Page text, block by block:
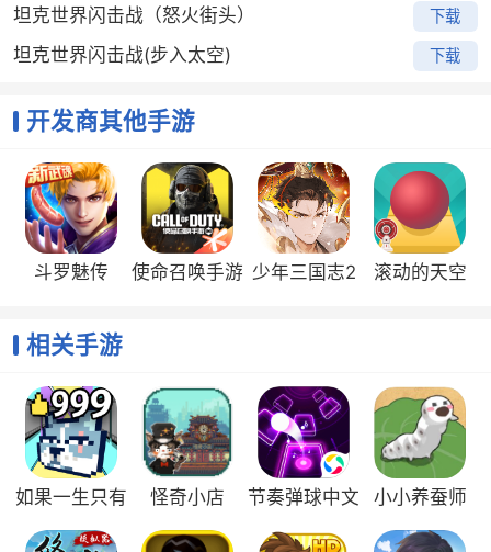
手，也可以以谋略取之，战术与技巧并行
·【良心之作，公平是唯一评判标准】
你是付费玩家还是非付费玩家，都可以在公平的基础上
体验游戏，通过完成游戏任务，可以获得丰厚的游戏奖
励
·【还原历史，开启坦克手游新体验】
游戏以二战坦克为基础，有超过200辆坦克供玩家选择!
所有坦克皆根据真实设计蓝图建模，确保坦克的精准还
原。采用Big world物理引擎，跳弹，装甲等效皆完美体
坦克世界闪击战（怒火街头） 下载
坦克世界闪击战(步入太空) 下载
开发商其他手游
斗罗魅传 使命召唤手游 少年三国志2 滚动的天空
相关手游
如果一生只有
三十岁
怪奇小店
节奏弹球中文
版
小小养蚕师